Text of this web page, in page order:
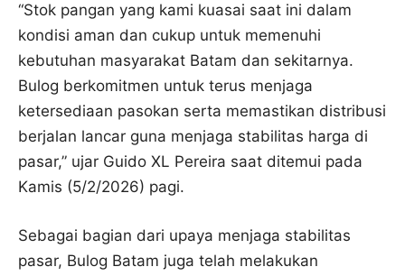
“Stok pangan yang kami kuasai saat ini dalam
kondisi aman dan cukup untuk memenuhi
kebutuhan masyarakat Batam dan sekitarnya.
Bulog berkomitmen untuk terus menjaga
ketersediaan pasokan serta memastikan distribusi
berjalan lancar guna menjaga stabilitas harga di
pasar,” ujar Guido XL Pereira saat ditemui pada
Kamis (5/2/2026) pagi.
Sebagai bagian dari upaya menjaga stabilitas
pasar, Bulog Batam juga telah melakukan